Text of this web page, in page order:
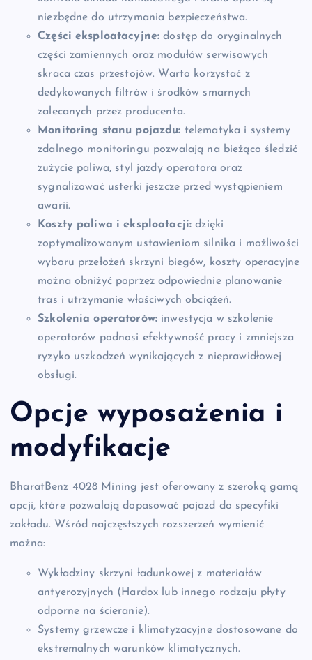
niezbędne do utrzymania bezpieczeństwa.
Części eksploatacyjne: dostęp do oryginalnych
części zamiennych oraz modułów serwisowych
skraca czas przestojów. Warto korzystać z
dedykowanych filtrów i środków smarnych
zalecanych przez producenta.
Monitoring stanu pojazdu: telematyka i systemy
zdalnego monitoringu pozwalają na bieżąco śledzić
zużycie paliwa, styl jazdy operatora oraz
sygnalizować usterki jeszcze przed wystąpieniem
awarii.
Koszty paliwa i eksploatacji: dzięki
zoptymalizowanym ustawieniom silnika i możliwości
wyboru przełożeń skrzyni biegów, koszty operacyjne
można obniżyć poprzez odpowiednie planowanie
tras i utrzymanie właściwych obciążeń.
Szkolenia operatorów: inwestycja w szkolenie
operatorów podnosi efektywność pracy i zmniejsza
ryzyko uszkodzeń wynikających z nieprawidłowej
obsługi.
Opcje wyposażenia i
modyfikacje
BharatBenz 4028 Mining jest oferowany z szeroką gamą
opcji, które pozwalają dopasować pojazd do specyfiki
zakładu. Wśród najczęstszych rozszerzeń wymienić
można:
Wykładziny skrzyni ładunkowej z materiałów
antyerozyjnych (Hardox lub innego rodzaju płyty
odporne na ścieranie).
Systemy grzewcze i klimatyzacyjne dostosowane do
ekstremalnych warunków klimatycznych.